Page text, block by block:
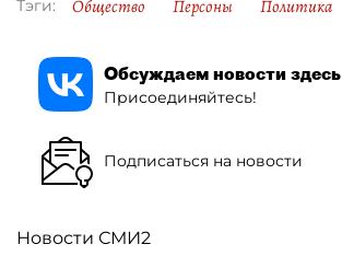
Тэги: Общество Персоны Политика
Обсуждаем новости здесь
Присоединяйтесь!
Подписаться на новости
Новости СМИ2